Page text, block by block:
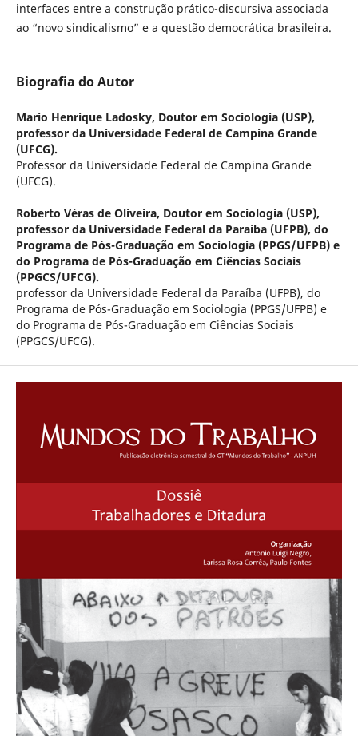
interfaces entre a construção prático-discursiva associada
ao “novo sindicalismo” e a questão democrática brasileira.
Biografia do Autor
Mario Henrique Ladosky, Doutor em Sociologia (USP),
professor da Universidade Federal de Campina Grande
(UFCG).
Professor da Universidade Federal de Campina Grande
(UFCG).
Roberto Véras de Oliveira, Doutor em Sociologia (USP),
professor da Universidade Federal da Paraíba (UFPB), do
Programa de Pós-Graduação em Sociologia (PPGS/UFPB) e
do Programa de Pós-Graduação em Ciências Sociais
(PPGCS/UFCG).
professor da Universidade Federal da Paraíba (UFPB), do
Programa de Pós-Graduação em Sociologia (PPGS/UFPB) e
do Programa de Pós-Graduação em Ciências Sociais
(PPGCS/UFCG).